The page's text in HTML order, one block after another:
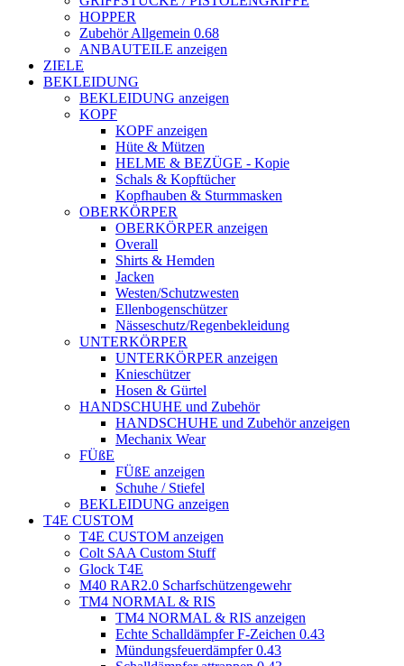
HOPPER
Zubehör Allgemein 0.68
ANBAUTEILE anzeigen
ZIELE
BEKLEIDUNG
BEKLEIDUNG anzeigen
KOPF
KOPF anzeigen
Hüte & Mützen
HELME & BEZÜGE - Kopie
Schals & Kopftücher
Kopfhauben & Sturmmasken
OBERKÖRPER
OBERKÖRPER anzeigen
Overall
Shirts & Hemden
Jacken
Westen/Schutzwesten
Ellenbogenschützer
Nässeschutz/Regenbekleidung
UNTERKÖRPER
UNTERKÖRPER anzeigen
Knieschützer
Hosen & Gürtel
HANDSCHUHE und Zubehör
HANDSCHUHE und Zubehör anzeigen
Mechanix Wear
FÜßE
FÜßE anzeigen
Schuhe / Stiefel
BEKLEIDUNG anzeigen
T4E CUSTOM
T4E CUSTOM anzeigen
Colt SAA Custom Stuff
Glock T4E
M40 RAR2.0 Scharfschützengewehr
TM4 NORMAL & RIS
TM4 NORMAL & RIS anzeigen
Echte Schalldämpfer F-Zeichen 0.43
Mündungsfeuerdämpfer 0.43